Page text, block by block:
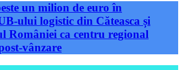
un milion de euro în
ului logistic din Căteasca și
României ca centru regional
vânzare